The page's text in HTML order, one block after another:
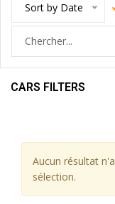
Sort by Date
CARS FILTERS
Aucun résultat
sélection.